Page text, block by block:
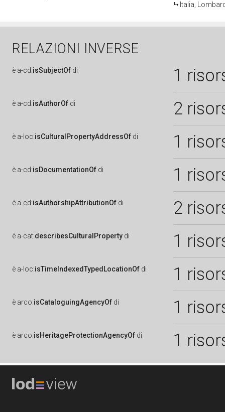
Italia,
RELAZIONI INVERSE
è a-cd:isSubjectOf di 1
è a-cd:isAuthorOf di 2
è a-loc:isCulturalPropertyAddressOf di 1
è a-cd:isDocumentationOf di 1
è a-cd:isAuthorshipAttributionOf di 2
è a-cat:describesCulturalProperty di 1
è a-loc:isTimeIndexedTypedLocationOf di 1
è arco:isCataloguingAgencyOf di 1
è arco:isHeritageProtectionAgencyOf di 1